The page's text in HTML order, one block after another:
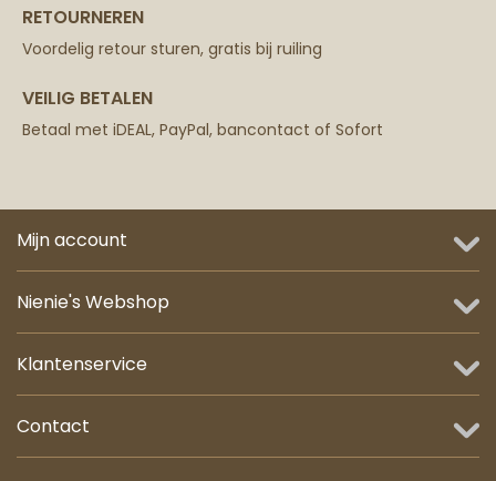
RETOURNEREN
Voordelig retour sturen, gratis bij ruiling
VEILIG BETALEN
Betaal met iDEAL, PayPal, bancontact of Sofort
Mijn account
Nienie's Webshop
Klantenservice
Contact